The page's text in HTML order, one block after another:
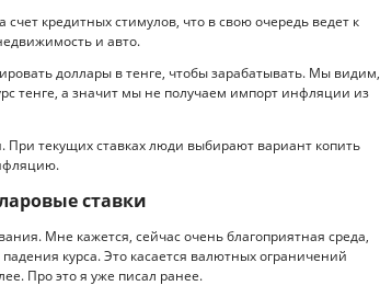
кредитных стимулов, что в свою очередь ведет к
и авто.
доллары в тенге, чтобы зарабатывать. Мы видим,
тенге, а значит мы не получаем импорт инфляции из
При текущих ставках люди выбирают вариант копить
ставки
Мне кажется, сейчас очень благоприятная среда,
курса. Это касается валютных ограничений
Про это я уже писал ранее.